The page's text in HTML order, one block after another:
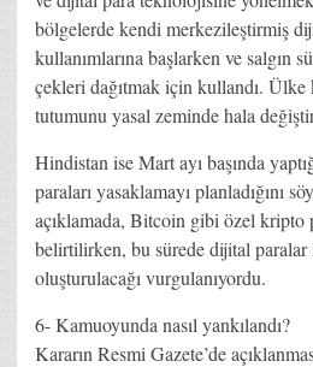
bölgelerde kendi merkezileştirmiş
kullanımlarına başlarken ve salgın
çekleri dağıtmak için kullandı. Ülke
tutumunu yasal zeminde hala
Hindistan ise Mart ayı başında
paraları yasaklamayı planladığını
açıklamada, Bitcoin gibi özel kripto
belirtilirken, bu sürede dijital
oluşturulacağı vurgulanıyordu.
6- Kamuoyunda nasıl yankılandı?
Kararın Resmi Gazete’de